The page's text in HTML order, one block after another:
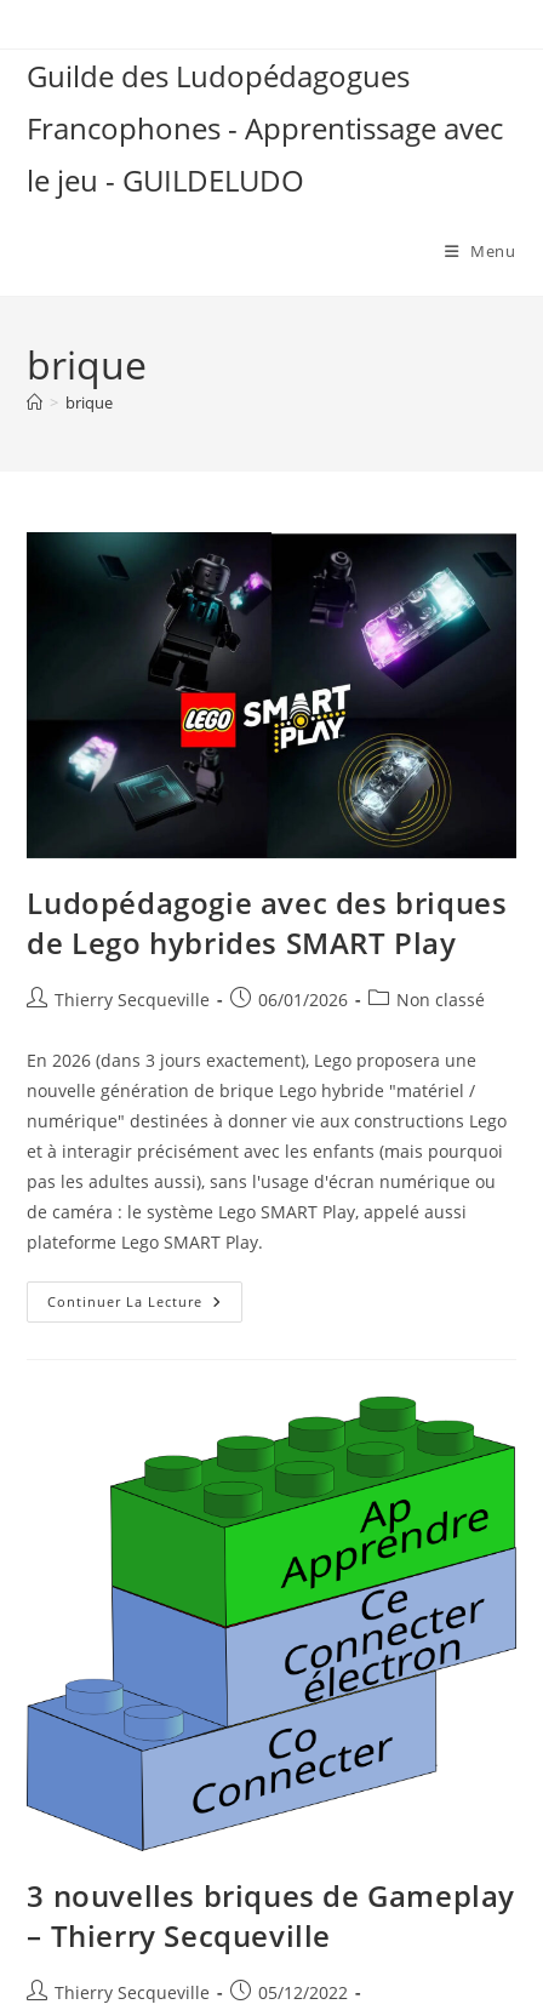
contentGuilde des Ludopédagogues
Francophones - Apprentissage avec
le jeu - GUILDELUDO
Menu
brique
> brique
Ludopédagogie avec des briques
de Lego hybrides SMART Play
Auteur/autrice
publication :
Thierry Secqueville
Publication
06/01/2026
PostNon classé
En 2026 (dans 3 jours exactement), Lego proposera une
nouvelle génération de brique Lego hybride "matériel /
numérique" destinées à donner vie aux constructions Lego
et à interagir précisément avec les enfants (mais pourquoi
pas les adultes aussi), sans l'usage d'écran numérique ou
de caméra : le système Lego SMART Play, appelé aussi
plateforme Lego SMART Play.
Continuer La Lecture Ludopédagogie
Avec
Play
3 nouvelles briques de Gameplay
– Thierry Secqueville
Auteur/autrice
Thierry Secqueville
Publication
05/12/2022